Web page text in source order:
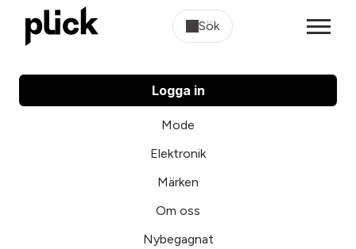
Sök
Logga in
Mode
Elektronik
Märken
Om oss
Nybegagnat